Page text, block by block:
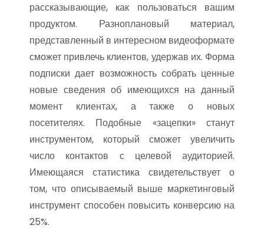
рассказывающие, как пользоваться вашим
продуктом. Разноплановый материал,
представленный в интересном видеоформате
сможет привлечь клиентов, удержав их. Форма
подписки дает возможность собрать ценные
новые сведения об имеющихся на данный
момент клиентах, а также о новых
посетителях. Подобные «зацепки» станут
инструментом, который сможет увеличить
число контактов с целевой аудиторией.
Имеющаяся статистика свидетельствует о
том, что описываемый выше маркетинговый
инструмент способен повысить конверсию на
25%.